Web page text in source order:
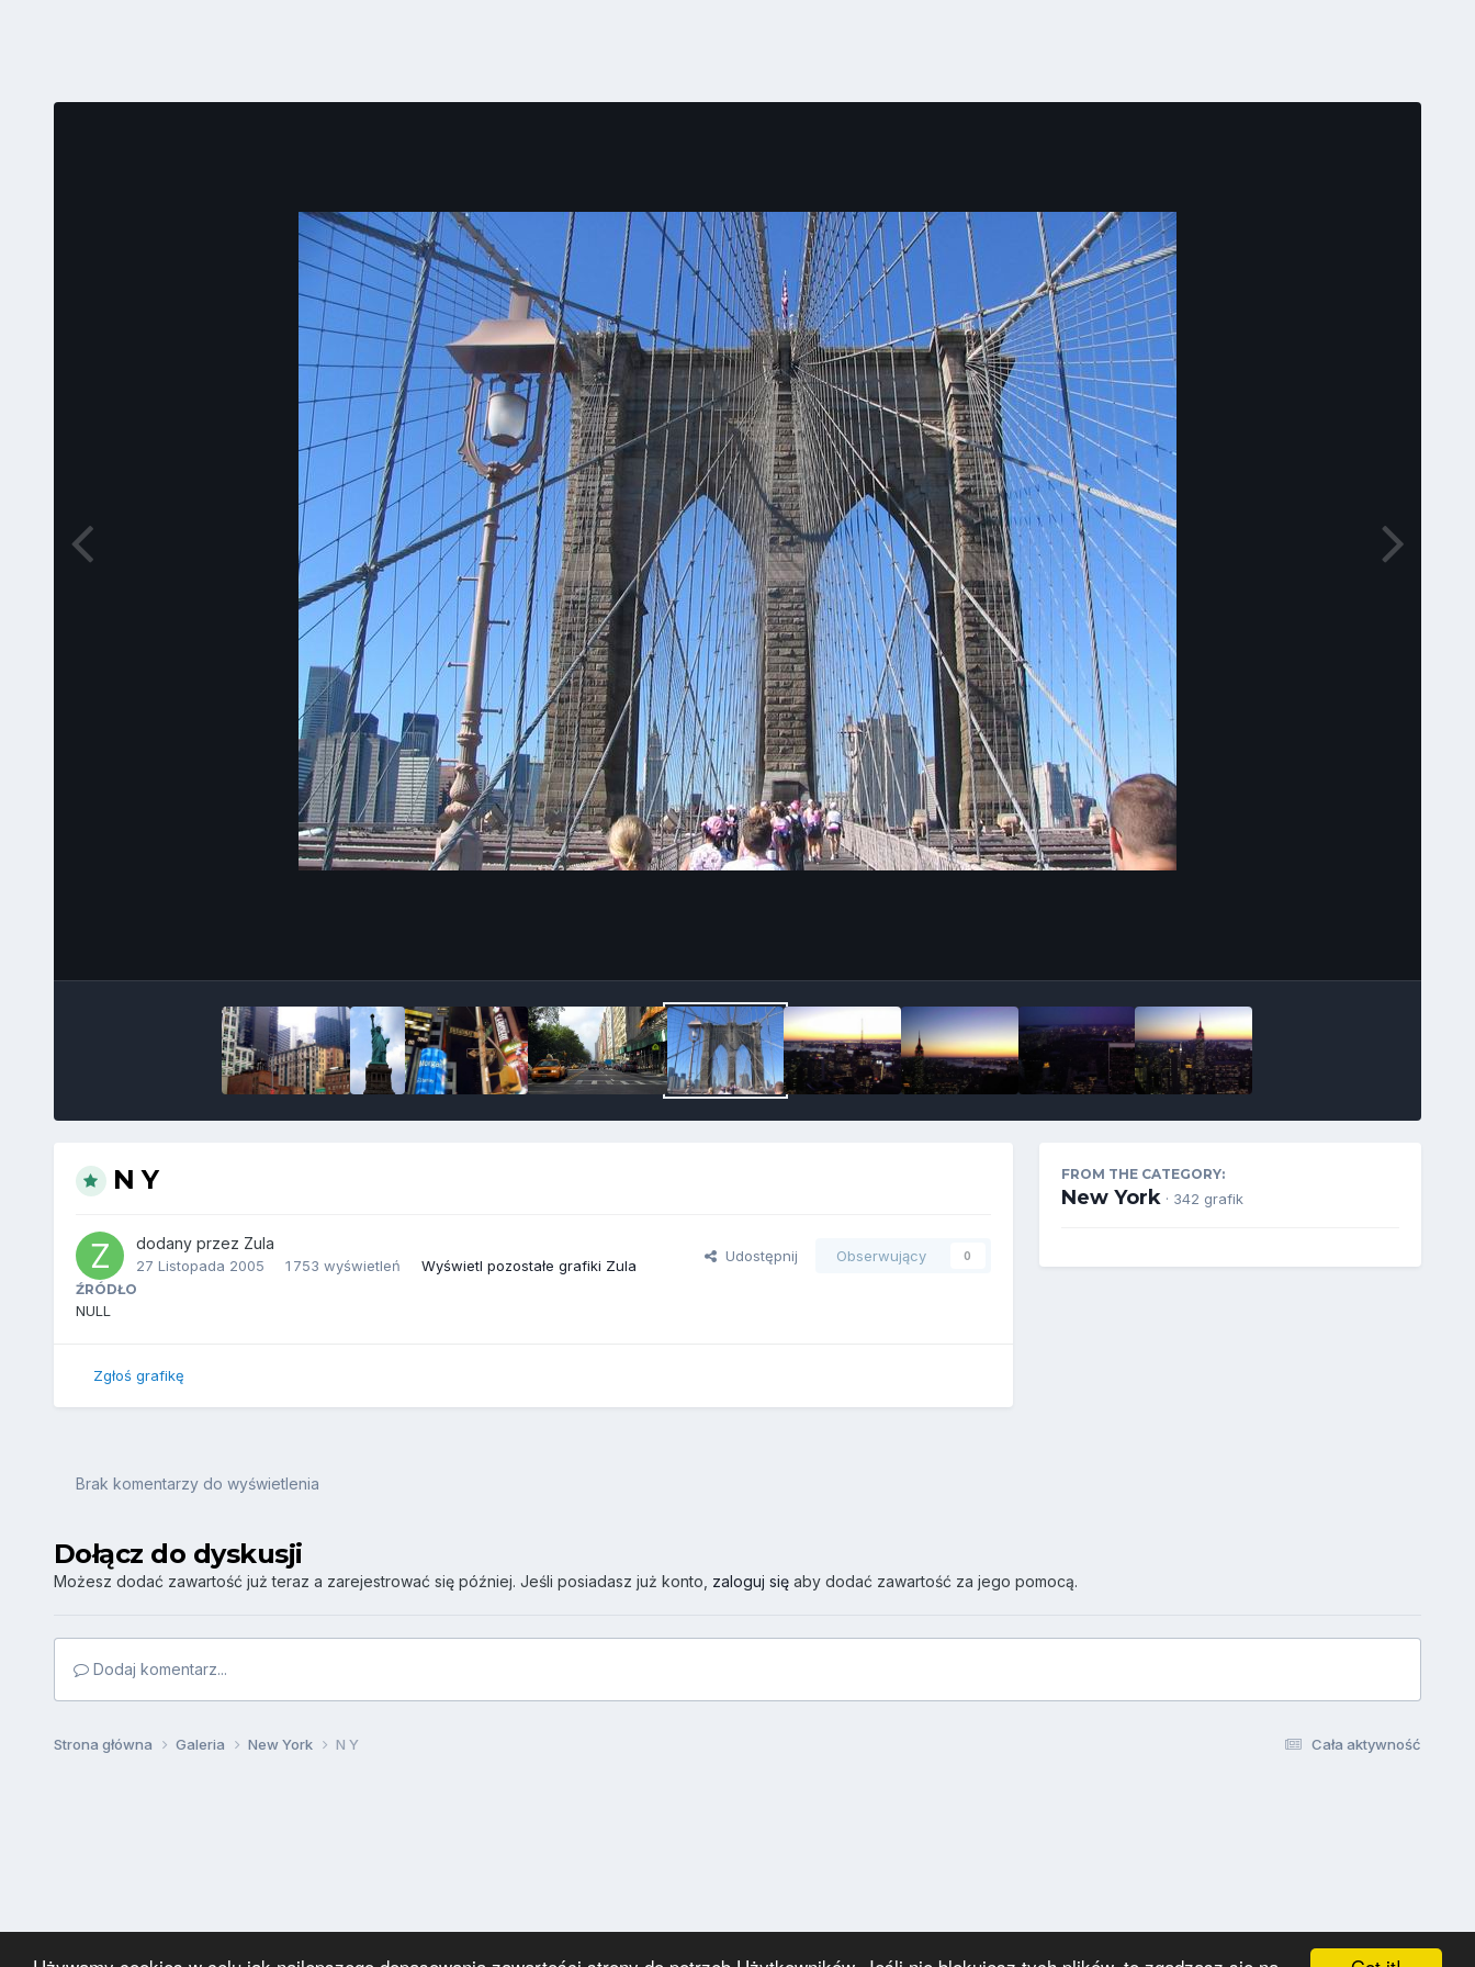
N Y
dodany przez Zula
27 Listopada 2005 1 753 wyświetleń Wyświetl pozostałe grafiki Zula
Udostępnij Obserwujący 0
ŹRÓDŁO
NULL
Zgłoś grafikę
FROM THE CATEGORY:
New York · 342 grafik
Brak komentarzy do wyświetlenia
Dołącz do dyskusji
Możesz dodać zawartość już teraz a zarejestrować się później. Jeśli posiadasz już konto, zaloguj sięaby dodać zawartość za jego pomocą.
Dodaj komentarz...
Cała aktywność
Strona główna Galeria New York N Y